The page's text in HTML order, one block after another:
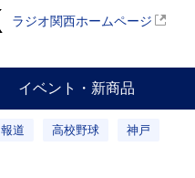
ラジオ関西ホームページ
イベント・新商品
報道 高校野球 神戸